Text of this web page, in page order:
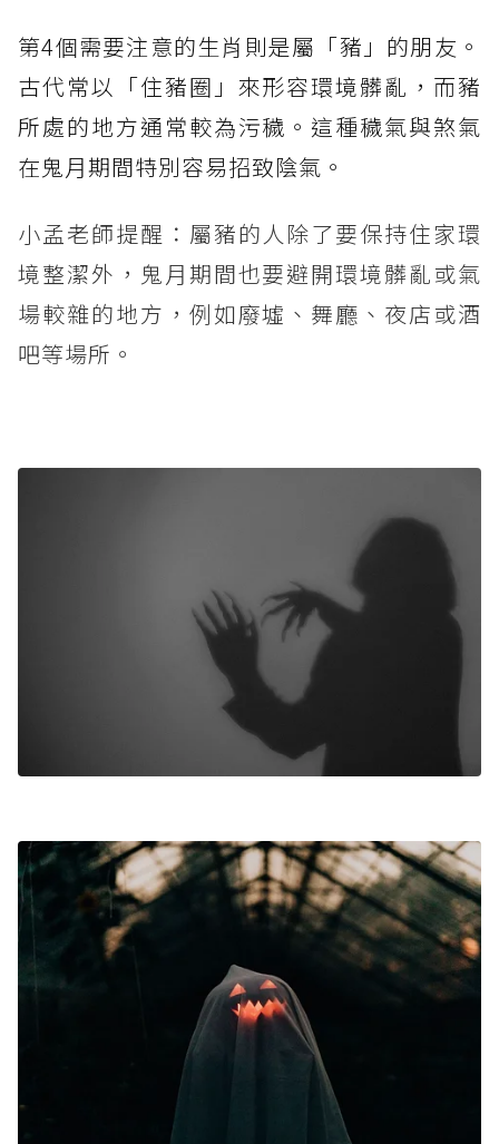
第4個需要注意的生肖則是屬「豬」的朋友。
古代常以「住豬圈」來形容環境髒亂，而豬
所處的地方通常較為污穢。這種穢氣與煞氣
在鬼月期間特別容易招致陰氣。
小孟老師提醒：屬豬的人除了要保持住家環
境整潔外，鬼月期間也要避開環境髒亂或氣
場較雜的地方，例如廢墟、舞廳、夜店或酒
吧等場所。